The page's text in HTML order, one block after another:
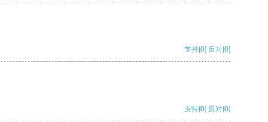
支持[0] 反对[0]
支持[0] 反对[0]